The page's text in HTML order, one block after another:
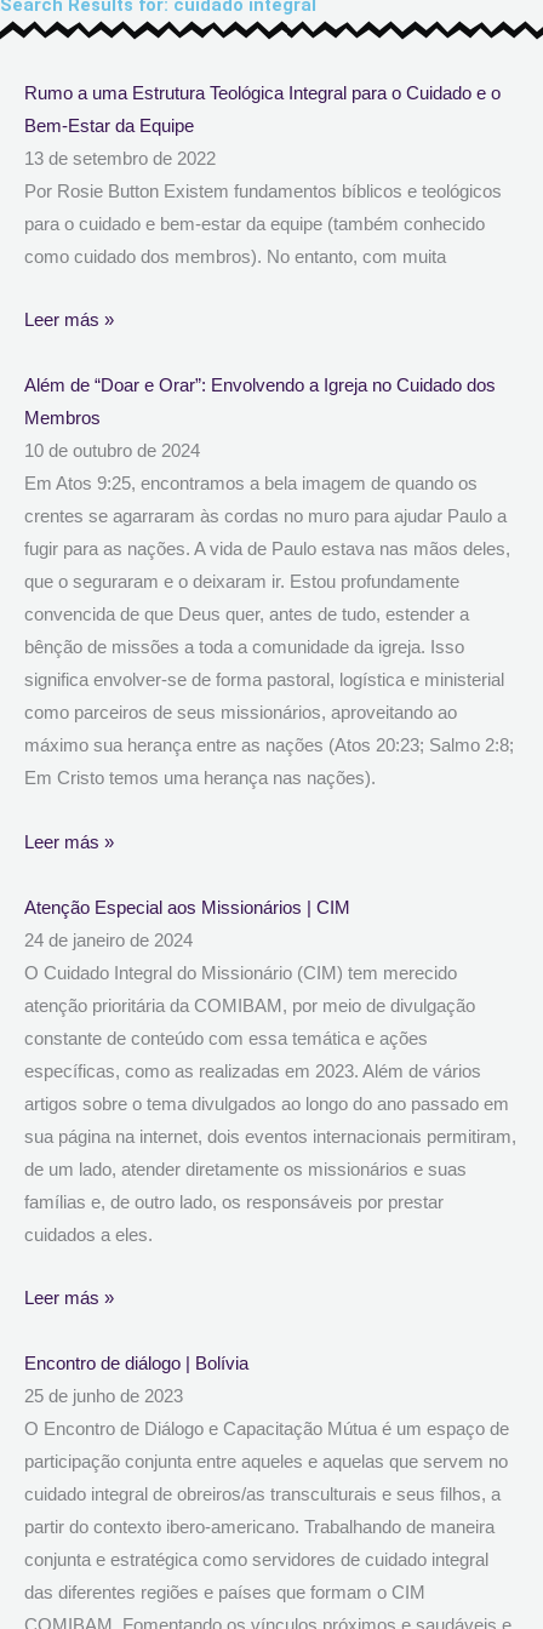
Rumo a uma Estrutura Teológica Integral para o Cuidado e o
Bem-Estar da Equipe
13 de setembro de 2022
Por Rosie Button Existem fundamentos bíblicos e teológicos
para o cuidado e bem-estar da equipe (também conhecido
como cuidado dos membros). No entanto, com muita
Leer más »
Além de “Doar e Orar”: Envolvendo a Igreja no Cuidado dos
Membros
10 de outubro de 2024
Em Atos 9:25, encontramos a bela imagem de quando os
crentes se agarraram às cordas no muro para ajudar Paulo a
fugir para as nações. A vida de Paulo estava nas mãos deles,
que o seguraram e o deixaram ir. Estou profundamente
convencida de que Deus quer, antes de tudo, estender a
bênção de missões a toda a comunidade da igreja. Isso
significa envolver-se de forma pastoral, logística e ministerial
como parceiros de seus missionários, aproveitando ao
máximo sua herança entre as nações (Atos 20:23; Salmo 2:8;
Em Cristo temos uma herança nas nações).
Leer más »
Atenção Especial aos Missionários | CIM
24 de janeiro de 2024
O Cuidado Integral do Missionário (CIM) tem merecido
atenção prioritária da COMIBAM, por meio de divulgação
constante de conteúdo com essa temática e ações
específicas, como as realizadas em 2023. Além de vários
artigos sobre o tema divulgados ao longo do ano passado em
sua página na internet, dois eventos internacionais permitiram,
de um lado, atender diretamente os missionários e suas
famílias e, de outro lado, os responsáveis por prestar
cuidados a eles.
Leer más »
Encontro de diálogo | Bolívia
25 de junho de 2023
O Encontro de Diálogo e Capacitação Mútua é um espaço de
participação conjunta entre aqueles e aquelas que servem no
cuidado integral de obreiros/as transculturais e seus filhos, a
partir do contexto ibero-americano. Trabalhando de maneira
conjunta e estratégica como servidores de cuidado integral
das diferentes regiões e países que formam o CIM